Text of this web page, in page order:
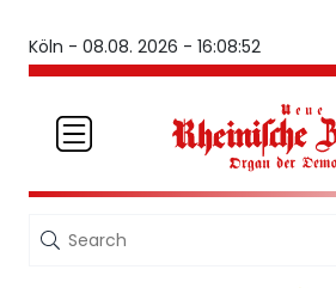
Köln - 08.08. 2026 - 16:08:52